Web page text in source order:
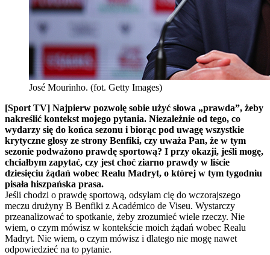
José Mourinho. (fot. Getty Images)
[Sport TV] Najpierw pozwolę sobie użyć słowa „prawda”, żeby
nakreślić kontekst mojego pytania. Niezależnie od tego, co
wydarzy się do końca sezonu i biorąc pod uwagę wszystkie
krytyczne głosy ze strony Benfiki, czy uważa Pan, że w tym
sezonie podważono prawdę sportową? I przy okazji, jeśli mogę,
chciałbym zapytać, czy jest choć ziarno prawdy w liście
dziesięciu żądań wobec Realu Madryt, o której w tym tygodniu
pisała hiszpańska prasa.
Jeśli chodzi o prawdę sportową, odsyłam cię do wczorajszego
meczu drużyny B Benfiki z Académico de Viseu. Wystarczy
przeanalizować to spotkanie, żeby zrozumieć wiele rzeczy. Nie
wiem, o czym mówisz w kontekście moich żądań wobec Realu
Madryt. Nie wiem, o czym mówisz i dlatego nie mogę nawet
odpowiedzieć na to pytanie.